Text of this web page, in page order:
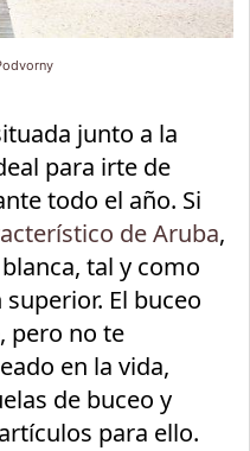
junto a la
para irte de
todo el año. Si
de Aruba,
tal y como
El buceo
pero no te
en la vida,
de buceo y
para ello.